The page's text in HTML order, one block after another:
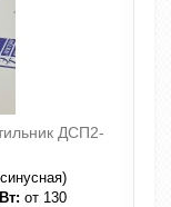
ДСП2-
от 130